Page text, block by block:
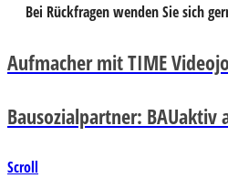
Bei Rückfragenwenden Sie sich
Aufmacher mit TIME
Bausozialpartner: BAUaktiv
Scroll